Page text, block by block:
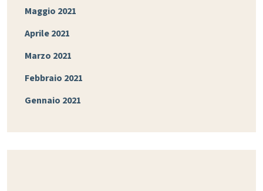
Maggio 2021
Aprile 2021
Marzo 2021
Febbraio 2021
Gennaio 2021